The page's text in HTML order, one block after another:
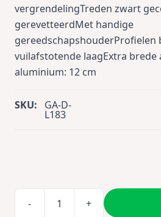
vergrendelingTreden zwart
gerevetteerdMet handige
gereedschapshouderProfielen
vuilafstotende laagExtra
aluminium: 12 cm
SKU: GA-D-
L183
- +